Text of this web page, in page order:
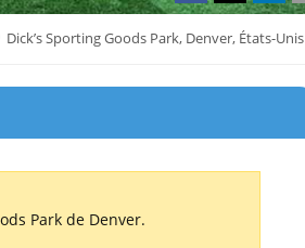
Dick’s Sporting Goods Park, Denver, États-Unis
Park de Denver.